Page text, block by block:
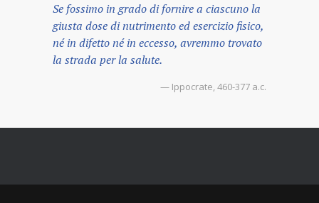
Se fossimo in grado di fornire a ciascuno la
giusta dose di nutrimento ed esercizio fisico,
né in difetto né in eccesso, avremmo trovato
la strada per la salute.
— Ippocrate, 460-377 a.c.